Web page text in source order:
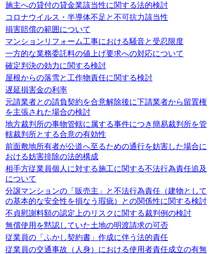
施主への貸付の貸金業該当性に関する法的検討
コロナウイルス・半導体不足と不可抗力該当性
損害賠償の範囲について
マンションリフォーム工事における騒音と受忍限度
一方的な業務委託料の値上げ要求への対応について
確定判決の効力に関する検討
屋根からの落雪と工作物責任に関する検討
遅延損害金の利率
元請業者との請負契約を合意解除後に下請業者から留置権
を主張された場合の検討
地方裁判所の事物管轄に属する事件につき簡易裁判所を管
轄裁判所とする合意の有効性
前面敷地所有者が公道へ至るための通行を妨害した場合に
おける妨害排除の法的構成
相手方従業員個人に対する施工に関する不法行為責任追及
について
分譲マンションの「販売主」と不法行為責任（建物として
の基本的な安全性を損なう瑕疵）との関係性に関する検討
不貞慰謝料額の認定上のリスクに関する裁判例の検討
無償使用を黙認していた土地の明渡請求の可否
従業員の「ふかし契約書」作成に伴う法的責任
従業員の交通事故（人身）における使用者責任成立の有無